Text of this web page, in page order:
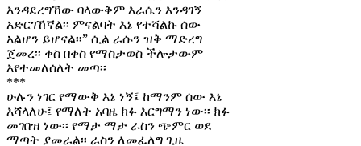
እንዳደረግኸው ባላውቅም እራሴን እንዳገኝ
አድርገኸኛል፡፡ ምናልባት እኔ የተሻልኩ ሰው
አልሆን ይሆናል፡፡” ሲል ራሱን ዝቅ ማድረግ
ጀመረ፡፡ ቀስ በቀስ የማስታወስ ችሎታውም
እየተመለሰለት መጣ፡፡
***
ሁሉን ነገር የማውቅ እኔ ነኝ፤ ከማንም ሰው እኔ
እሻላለሁ፤ የማለት አባዜ ክፉ እርግማን ነው፡፡ ክፉ
መገበዝ ነው፡፡ የማታ ማታ ራስን ጭምር ወደ
ማጣት ያመራል፡፡ ራስን ለመፈለግ ጊዜ